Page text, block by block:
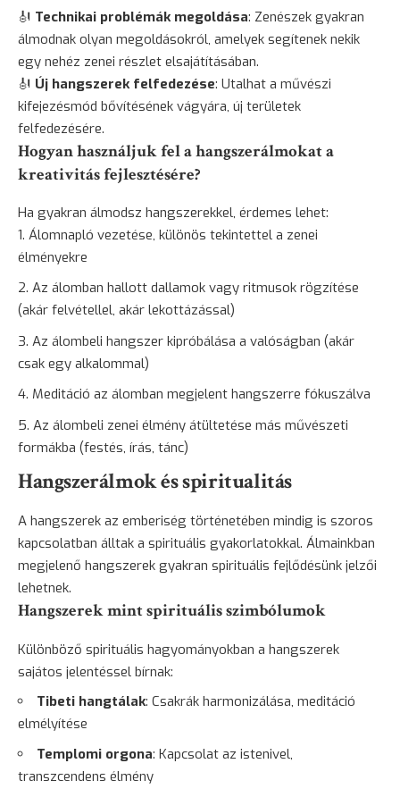
🎻 Technikai problémák megoldása: Zenészek gyakran
álmodnak olyan megoldásokról, amelyek segítenek nekik
egy nehéz zenei részlet elsajátításában.
🎻 Új hangszerek felfedezése: Utalhat a művészi
kifejezésmód bővítésének vágyára, új területek
felfedezésére.
Hogyan használjuk fel a hangszerálmokat a
kreativitás fejlesztésére?
Ha gyakran álmodsz hangszerekkel, érdemes lehet:
Álomnapló vezetése, különös tekintettel a zenei
élményekre
Az álomban hallott dallamok vagy ritmusok rögzítése
(akár felvétellel, akár lekottázással)
Az álombeli hangszer kipróbálása a valóságban (akár
csak egy alkalommal)
Meditáció az álomban megjelent hangszerre fókuszálva
Az álombeli zenei élmény átültetése más művészeti
formákba (festés, írás, tánc)
Hangszerálmok és spiritualitás
A hangszerek az emberiség történetében mindig is szoros
kapcsolatban álltak a spirituális gyakorlatokkal. Álmainkban
megjelenő hangszerek gyakran spirituális fejlődésünk jelzői
lehetnek.
Hangszerek mint spirituális szimbólumok
Különböző spirituális hagyományokban a hangszerek
sajátos jelentéssel bírnak:
Tibeti hangtálak: Csakrák harmonizálása, meditáció
elmélyítése
Templomi orgona: Kapcsolat az istenivel,
transzcendens élmény